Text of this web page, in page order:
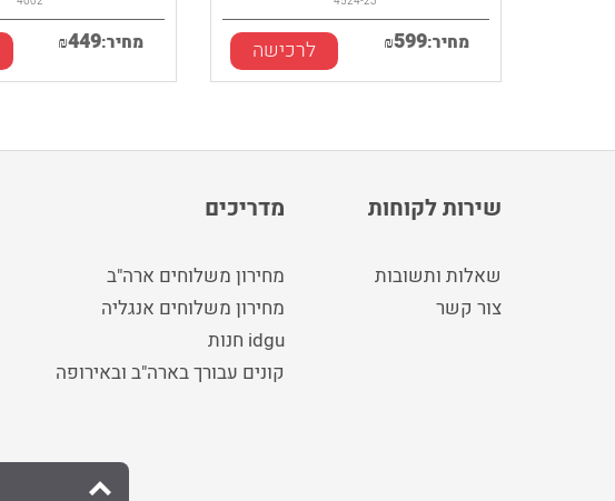
מחיר: ₪449 מחיר: ₪599 לרכישה
מדריכים
מחירון משלוחים ארה"ב
מחירון משלוחים אנגליה
idgu חנות
קונים עבורך בארה"ב ובאירופה
שירות לקוחות
שאלות ותשובות
צור קשר